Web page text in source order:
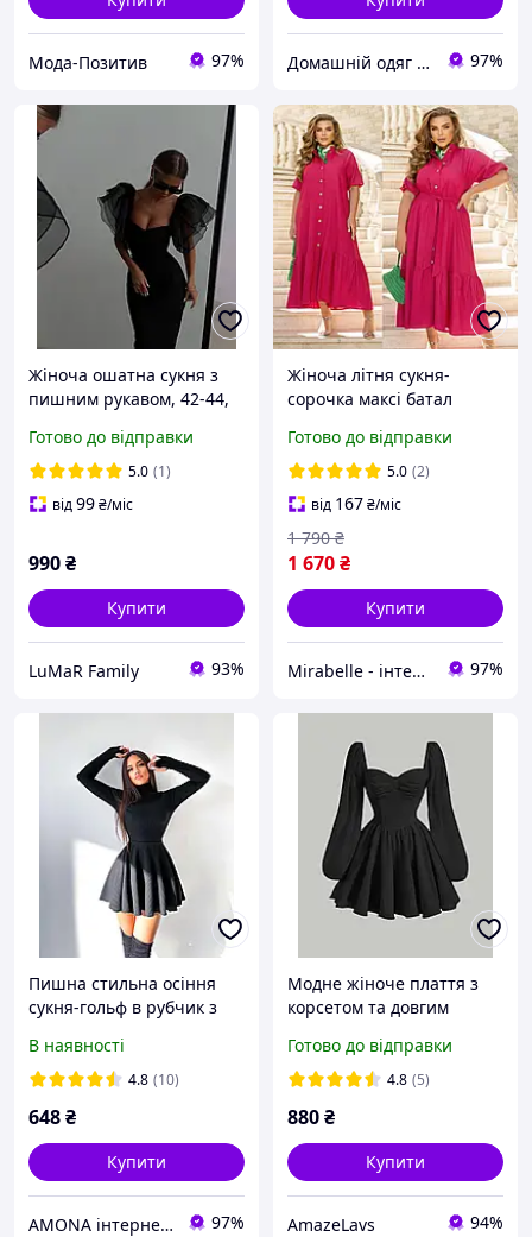
Мода-Позитив 97% Домашній одяг пишним жінкам 97%
Жіноча ошатна сукня з
пишним рукавом, 42-44,
органза.
Готово до відправки
5.0 (1)
від99₴/міс
990₴
Купити
LuMaR Family 93%
Жіноча літня сукня-
сорочка максі батал
70
Готово до відправки
5.0 (2)
від 167₴/міс
1 670₴
1 790 ₴
Купити
Mirabelle - інтернет-магазин модного одягу 97%
Пишна стильна осіння
сукня-гольф в рубчик з
подолом "сонце", рукави-
перчатки
В наявності
4.8 (10)
648₴
Купити
AMONA інтернет-магазин модного одягу 97%
Модне жіноче плаття з
корсетом та довгим
молоко рожевий XS/S M/L
Готово до відправки
4.8 (5)
880₴
Купити
AmazeLavs 94%